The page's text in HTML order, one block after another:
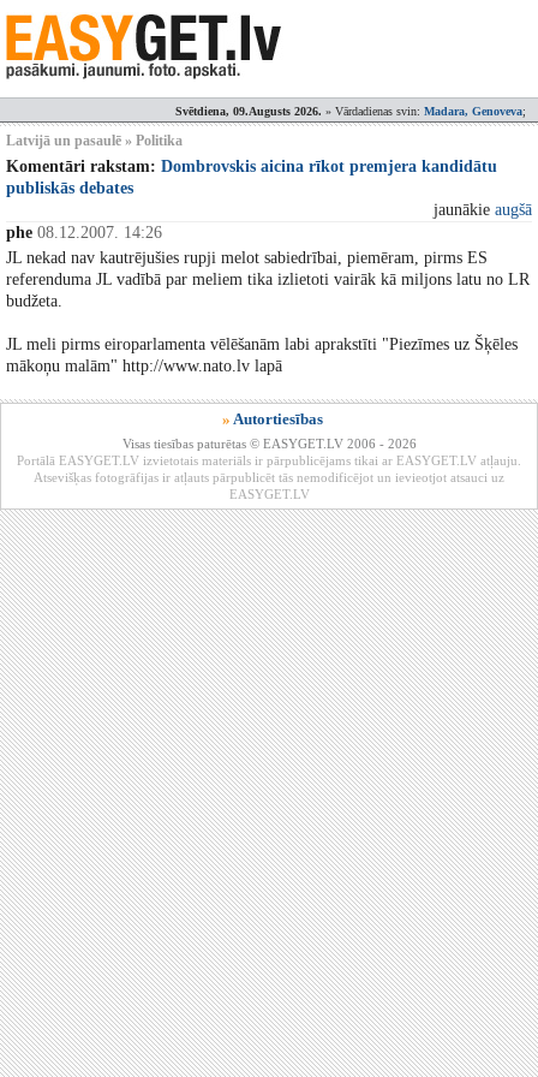
Svētdiena, 09.Augusts 2026. » Vārdadienas svin: Madara, Genoveva;
Latvijā un pasaulē » Politika
Komentāri rakstam: Dombrovskis aicina rīkot premjera kandidātu
publiskās debates
jaunākie augšā
phe 08.12.2007. 14:26
JL nekad nav kautrējušies rupji melot sabiedrībai, piemēram, pirms ES
referenduma JL vadībā par meliem tika izlietoti vairāk kā miljons latu no LR
budžeta.
JL meli pirms eiroparlamenta vēlēšanām labi aprakstīti "Piezīmes uz Šķēles
mākoņu malām" http://www.nato.lv lapā
» Autortiesības
Visas tiesības paturētas © EASYGET.LV 2006 - 2026
Portālā EASYGET.LV izvietotais materiāls ir pārpublicējams tikai ar EASYGET.LV atļauju.
Atsevišķas fotogrāfijas ir atļauts pārpublicēt tās nemodificējot un ievieotjot atsauci uz
EASYGET.LV